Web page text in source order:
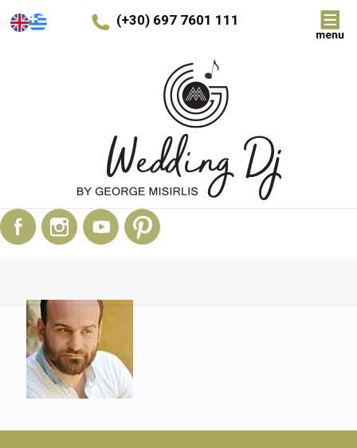
(+30) 697 7601 111